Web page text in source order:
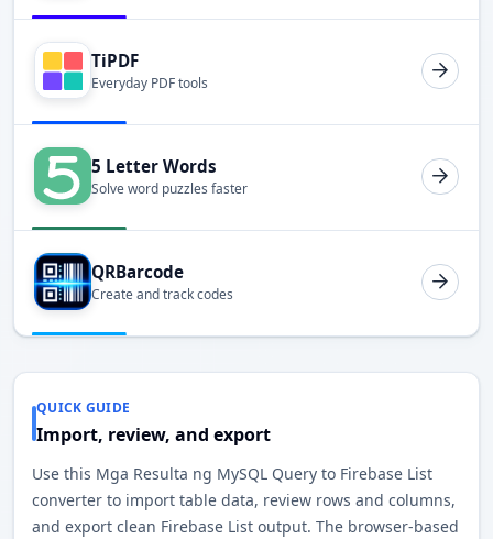
TiPDF
Everyday PDF tools
5 Letter Words
Solve word puzzles faster
QRBarcode
Create and track codes
QUICK GUIDE
Import, review, and export
Use this Mga Resulta ng MySQL Query to Firebase List
converter to import table data, review rows and columns,
and export clean Firebase List output. The browser-based